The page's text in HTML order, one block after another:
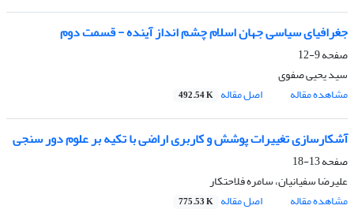
جغرافیاى سیاسى جهان اسلام چشم ‏انداز آینده - قسمت دوم
صفحه9-12
سید یحیی صفوی
مشاهده مقاله
اصل مقاله 492.54 K
آشکارسازى تغییرات پوشش و کاربرى اراضى با تکیه بر علوم دور سنجى
صفحه13-18
علیرضا سفیانیان، سامره فلاحتکار
مشاهده مقاله
اصل مقاله 775.53 K